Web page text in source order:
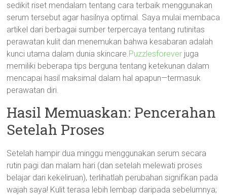
sedikit riset mendalam tentang cara terbaik menggunakan
serum tersebut agar hasilnya optimal. Saya mulai membaca
artikel dari berbagai sumber terpercaya tentang rutinitas
perawatan kulit dan menemukan bahwa kesabaran adalah
kunci utama dalam dunia skincare.Puzzlesforever juga
memiliki beberapa tips berguna tentang ketekunan dalam
mencapai hasil maksimal dalam hal apapun—termasuk
perawatan diri.
Hasil Memuaskan: Pencerahan
Setelah Proses
Setelah hampir dua minggu menggunakan serum secara
rutin pagi dan malam hari (dan setelah melewati proses
belajar dari kekeliruan), terlihatlah perubahan signifikan pada
wajah saya! Kulit terasa lebih lembap daripada sebelumnya;